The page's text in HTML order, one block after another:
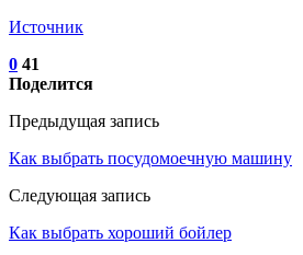
Источник
0 41
Поделится
Предыдущая запись
Как выбрать посудомоечную машину
Следующая запись
Как выбрать хороший бойлер